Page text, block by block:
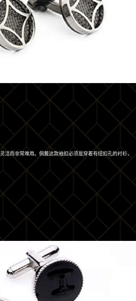
活而非常难用。佩戴这款袖扣必须是穿着有纽扣孔的衬衫，